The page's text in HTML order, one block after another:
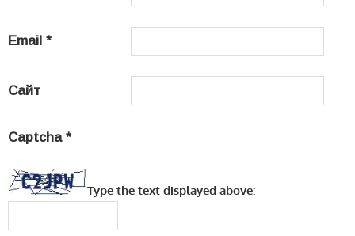
Email *
Сайт
Captcha *
Type the text displayed above: